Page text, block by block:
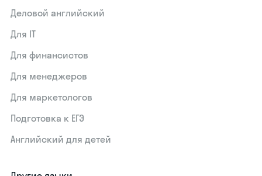
Деловой английский
Для IT
Для финансистов
Для менеджеров
Для маркетологов
Подготовка к ЕГЭ
Английский для детей